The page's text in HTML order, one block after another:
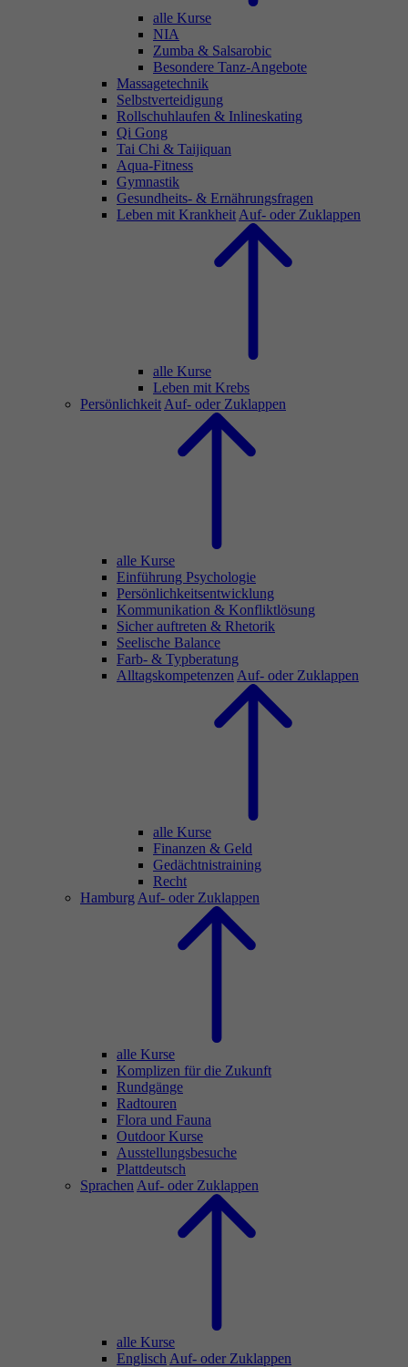
alle Kurse
NIA
Zumba & Salsarobic
Besondere Tanz-Angebote
Massagetechnik
Selbstverteidigung
Rollschuhlaufen & Inlineskating
Qi Gong
Tai Chi & Taijiquan
Aqua-Fitness
Gymnastik
Gesundheits- & Ernährungsfragen
Leben mit Krankheit Auf- oder Zuklappen
alle Kurse
Leben mit Krebs
Persönlichkeit Auf- oder Zuklappen
alle Kurse
Einführung Psychologie
Persönlichkeitsentwicklung
Kommunikation & Konfliktlösung
Sicher auftreten & Rhetorik
Seelische Balance
Farb- & Typberatung
Alltagskompetenzen Auf- oder Zuklappen
alle Kurse
Finanzen & Geld
Gedächtnistraining
Recht
Hamburg Auf- oder Zuklappen
alle Kurse
Komplizen für die Zukunft
Rundgänge
Radtouren
Flora und Fauna
Outdoor Kurse
Ausstellungsbesuche
Plattdeutsch
Sprachen Auf- oder Zuklappen
alle Kurse
Englisch Auf- oder Zuklappen